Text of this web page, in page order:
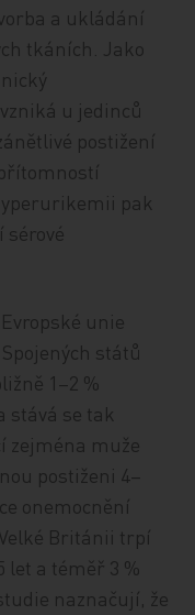
a ukládání
tkáních. Jako
u jedinců
postižení
pak
sérové
unie
států
1–2 %
stává se tak
zejména muže
postiženi 4–
onemocnění
Británii trpí
let a téměř 3 %
naznačují, že